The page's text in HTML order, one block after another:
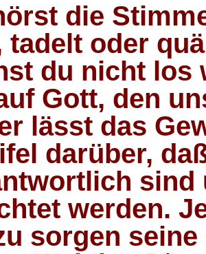
die
tadelt oder
du nicht los
Gott, den
lässt das
darüber,
sind
werden.
sorgen